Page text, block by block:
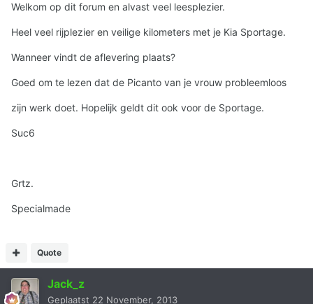
Welkom op dit forum en alvast veel leesplezier.
Heel veel rijplezier en veilige kilometers met je Kia Sportage.
Wanneer vindt de aflevering plaats?
Goed om te lezen dat de Picanto van je vrouw probleemloos
zijn werk doet. Hopelijk geldt dit ook voor de Sportage.
Suc6
Grtz.
Specialmade
Quote
Jack_z
Geplaatst 22 November, 2013